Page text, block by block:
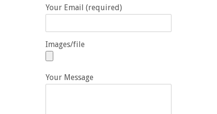
Your Email (required)
Images/file
Your Message